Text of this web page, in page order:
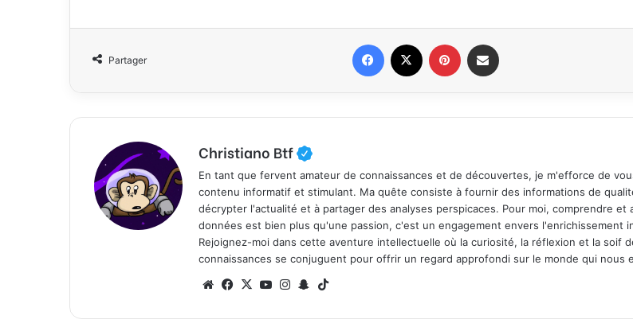
Partager
Christiano Btf
En tant que fervent amateur de connaissances et de découvertes, je m'efforce de
contenu informatif et stimulant. Ma quête consiste à fournir des informations de
décrypter l'actualité et à partager des analyses perspicaces. Pour moi, comprendre et
données est bien plus qu'une passion, c'est un engagement envers l'enrichissement
Rejoignez-moi dans cette aventure intellectuelle où la curiosité, la réflexion et la soif
connaissances se conjuguent pour offrir un regard approfondi sur le monde qui nous
We
te
Fa
bo
X
Yo
ub
Ins
ra
Sn
ch
k